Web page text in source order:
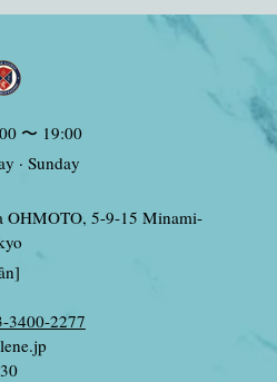
〜 19:00
· Sunday
OHMOTO, 5-9-15 Minami-
3400-2277